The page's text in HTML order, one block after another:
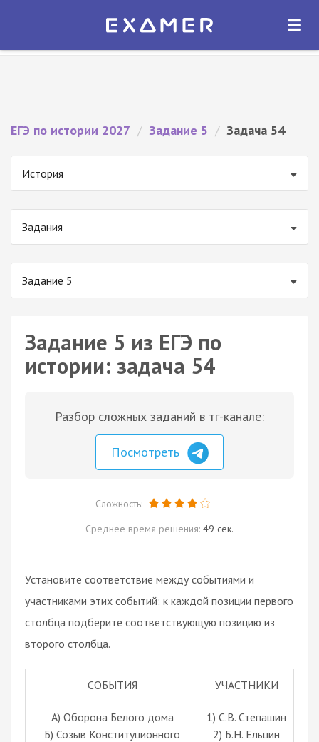
Экзамер — ЕГЭ 2027
ОТКРЫТЬ
ЕГЭ по истории 2027 / Задание 5 / Задача 54
История
Задания
Задание 5
Задание 5 из ЕГЭ по
истории: задача 54
Разбор сложных заданий в тг-канале:
Посмотреть
Сложность:
Среднее время решения: 49 сек.
Установите соответствие между событиями и
участниками этих событий: к каждой позиции первого
столбца подберите соответствующую позицию из
второго столбца.
СОБЫТИЯ УЧАСТНИКИ
A) Оборона Белого дома
Б) Созыв Конституционного
1) С.В. Степашин
2) Б.Н. Ельцин